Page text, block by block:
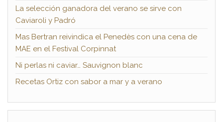
La selección ganadora del verano se sirve con
Caviaroli y Padró
Mas Bertran reivindica el Penedès con una cena de
MAE en el Festival Corpinnat
Ni perlas ni caviar… Sauvignon blanc
Recetas Ortiz con sabor a mar y a verano